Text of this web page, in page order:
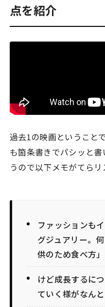
点を紹介
過去1の映画ということ
も箇条書きでパシッと
うので以下メモがてらリ
ファッションも
グジュアリー。
供のため食べ方」
けど成長するに
ていく様がなんと